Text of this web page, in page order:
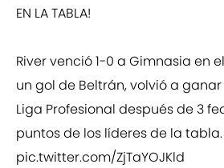
EN LA TABLA!
River venció 1-0 a Gimnasia en
un gol de Beltrán, volvió a
Liga Profesional después de 3
puntos de los líderes de la tabla.
pic.twitter.com/ZjTaYOJKld